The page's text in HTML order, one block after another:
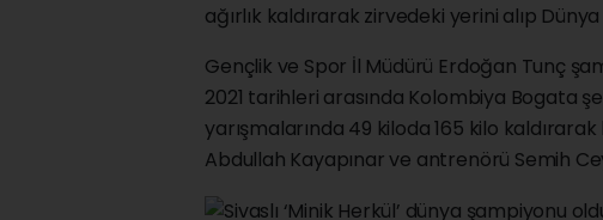
ağırlık kaldırarak zirvedeki yerini alıp
Gençlik ve Spor İl Müdürü Erdoğan Tunç
2021 tarihleri arasında Kolombiya Bogata
yarışmalarında 49 kiloda 165 kilo
Abdullah Kayapınar ve antrenörü Semih